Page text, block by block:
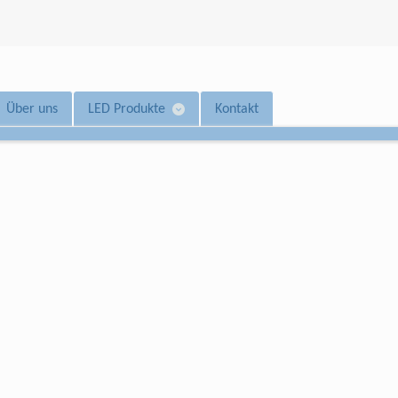
Über uns LED Produkte Kontakt